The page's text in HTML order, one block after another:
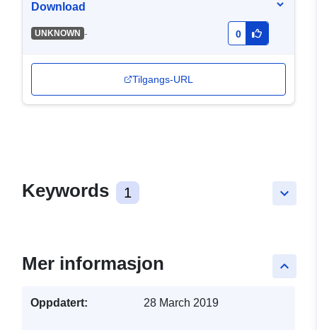
Download
UNKNOWN - 0
Tilgangs-URL
keyboard_arrow_down
Keywords 1
keyboard_arrow_up
Mer informasjon
Oppdatert: 28 March 2019